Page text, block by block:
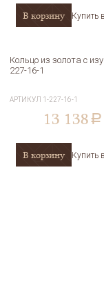
В корзину Купить
Кольцо из золота с
227-16-1
АРТИКУЛ 1-227-16-1
13 138 a
В корзину Купить